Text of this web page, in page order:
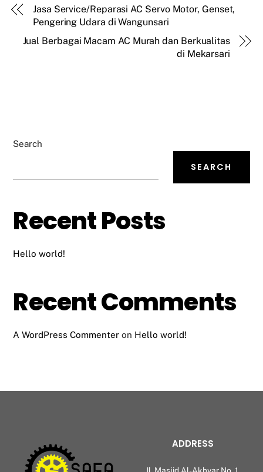
Jasa Service/Reparasi AC Servo Motor, Genset,
Pengering Udara di Wangunsari
Jual Berbagai Macam AC Murah dan Berkualitas
di Mekarsari
Search
SEARCH
Recent Posts
Hello world!
Recent Comments
A WordPress Commenter on Hello world!
ADDRESS